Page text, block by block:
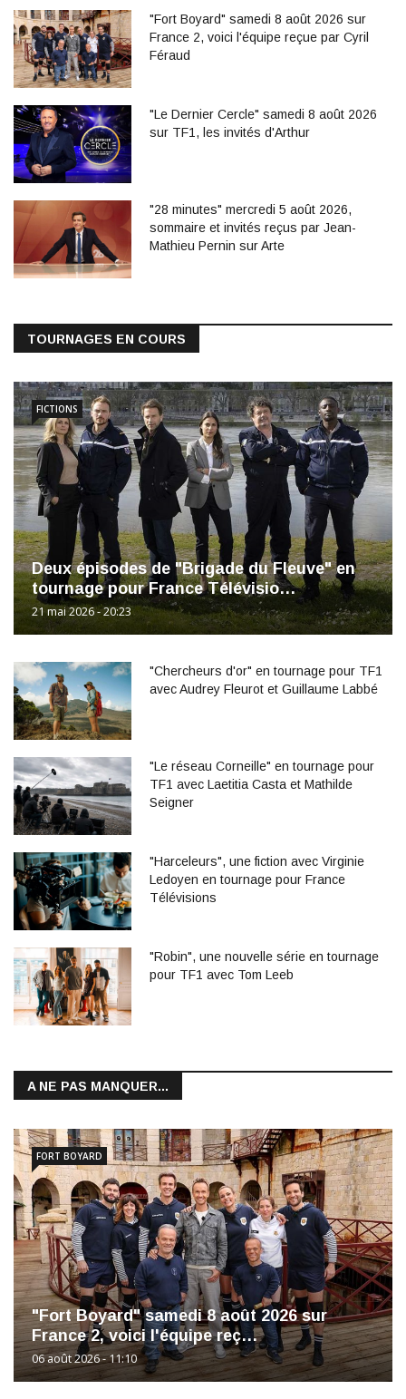
"Fort Boyard" samedi 8 août 2026 sur
France 2, voici l'équipe reçue par Cyril
Féraud
"Le Dernier Cercle" samedi 8 août 2026
sur TF1, les invités d'Arthur
"28 minutes" mercredi 5 août 2026,
sommaire et invités reçus par Jean-
Mathieu Pernin sur Arte
TOURNAGES EN COURS
Deux épisodes de "Brigade du Fleuve" en
tournage pour France Télévisio…
21 mai 2026 - 20:23
FICTIONS
"Chercheurs d'or" en tournage pour TF1
avec Audrey Fleurot et Guillaume Labbé
"Le réseau Corneille" en tournage pour
TF1 avec Laetitia Casta et Mathilde
Seigner
"Harceleurs", une fiction avec Virginie
Ledoyen en tournage pour France
Télévisions
"Robin", une nouvelle série en tournage
pour TF1 avec Tom Leeb
A NE PAS MANQUER...
"Fort Boyard" samedi 8 août 2026 sur
France 2, voici l'équipe reç…
06 août 2026 - 11:10
FORT BOYARD